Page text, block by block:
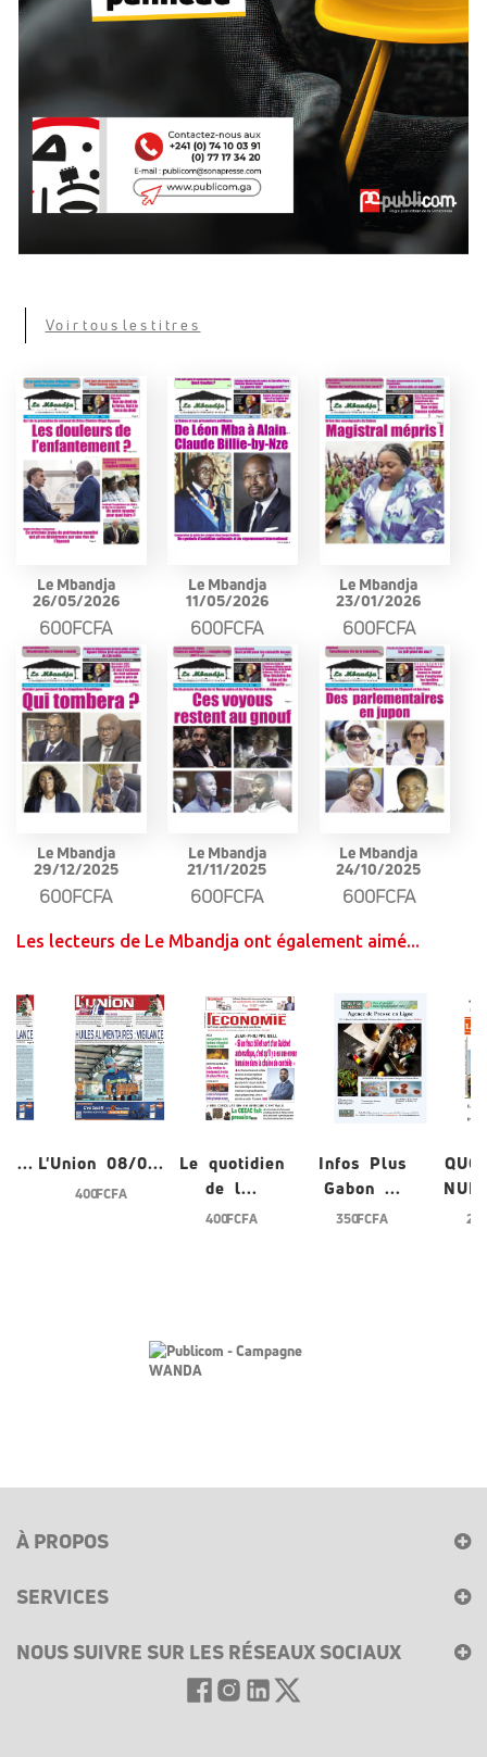
Voir tous les titres
Le Mbandja
26/05/2026
600FCFA
Le Mbandja
11/05/2026
600FCFA
Le Mbandja
23/01/2026
600FCFA
Le Mbandja
29/12/2025
600FCFA
Le Mbandja
21/11/2025
600FCFA
Le Mbandja
24/10/2025
600FCFA
Les lecteurs de Le Mbandja ont également aimé...
L'Union 08/0...
400 FCFA
Le quotidien
de l...
400 FCFA
Infos Plus
Gabon ...
350 FCFA 200
À PROPOS
SERVICES
NOUS SUIVRE SUR LES RÉSEAUX SOCIAUX